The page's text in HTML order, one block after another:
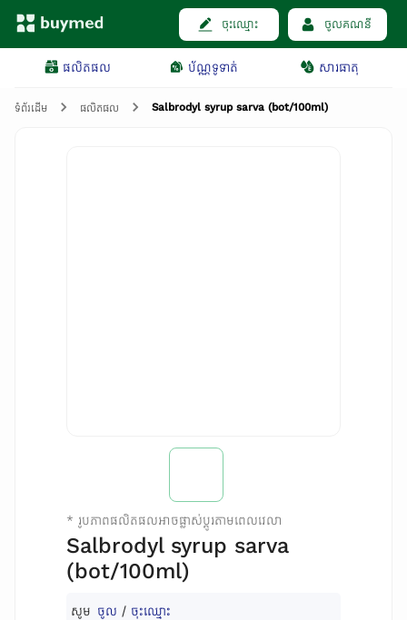
ចុះឈ្មោះ ចូលគណនី
ផលិតផល ប័ណ្ណទូទាត់ សារធាតុ
ទំព័រដើម ផលិតផល Salbrodyl syrup sarva (bot/100ml)
* រូបភាពផលិតផលអាចផ្លាស់ប្តូរតាមពេលវេលា
Salbrodyl syrup sarva
(bot/100ml)
សូម ចូល / ចុះឈ្មោះ